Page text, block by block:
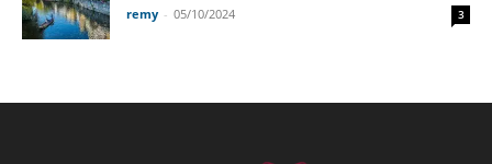
remy - 05/10/2024 3